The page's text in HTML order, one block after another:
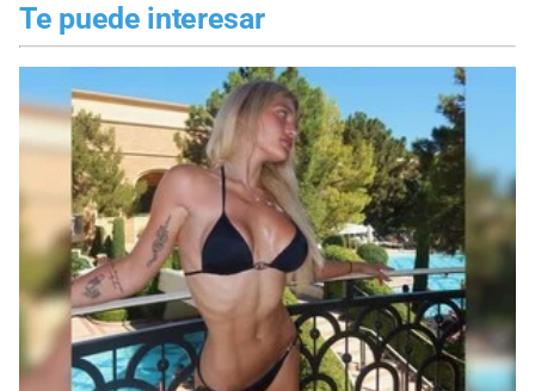
Te puede interesar